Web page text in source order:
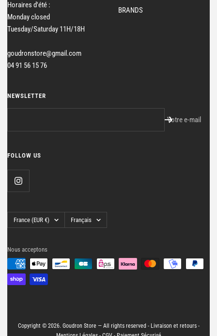
Horaires d'été :
Monday closed
Tuesday/Saturday 11H/18H
goudronstore@gmail.com
04 91 56 15 76
BRANDS
NEWSLETTER
Votre e-mail
FOLLOW US
Pays/région
France (EUR €) Langue
Français
Nous acceptons
Copyright © 2026. Goudron Store — All rights reserved - Livraison et retours-